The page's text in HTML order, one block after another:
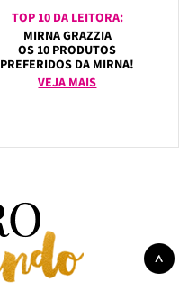
TOP 10 DA LEITORA:
MIRNA GRAZZIA
OS 10 PRODUTOS
PREFERIDOS DA MIRNA!
VEJA MAIS